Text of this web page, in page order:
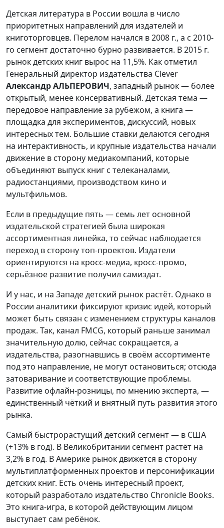
Детская литература в России вошла в число
приоритетных направлений для издателей и
книготорговцев. Перелом начался в 2008 г., а с 2010-
го сегмент достаточно бурно развивается. В 2015 г.
рынок детских книг вырос на 11,5%. Как отметил
Генеральный директор издательства Clever
Александр АЛЬПЕРОВИЧ, западный рынок — более
открытый, менее консервативный. Детская тема —
передовое направление за рубежом, а книга —
площадка для экспериментов, дискуссий, новых
интересных тем. Большие ставки делаются сегодня
на интерактивность, и крупные издательства начали
движение в сторону медиакомпаний, которые
объединяют выпуск книг с телеканалами,
радиостанциями, производством кино и
мультфильмов.
Если в предыдущие пять — семь лет основной
издательской стратегией была широкая
ассортиментная линейка, то сейчас наблюдается
переход в сторону топ-проектов. Издатели
ориентируются на кросс-медиа, кросс-промо,
серьёзное развитие получил самиздат.
И у нас, и на Западе детский рынок растёт. Однако в
России аналитики фиксируют кризис идей, который
может быть связан с изменением структуры каналов
продаж. Так, канал FMCG, который раньше занимал
значительную долю, сейчас сокращается, а
издательства, разогнавшись в своём ассортименте
под это направление, не могут остановиться; отсюда
затоваривание и соответствующие проблемы.
Развитие офлайн-розницы, по мнению эксперта, —
единственный чёткий и внятный путь развития этого
рынка.
Самый быстрорастущий детский сегмент — в США
(+13% в год). В Великобритании сегмент растёт на
3,2% в год. В Америке рынок движется в сторону
мультиплатформенных проектов и персонификации
детских книг. Есть очень интересный проект,
который разработало издательство Chronicle Books.
Это книга-игра, в которой действующим лицом
выступает сам ребёнок.